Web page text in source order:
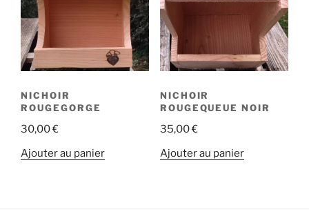
NICHOIR
ROUGEGORGE
30,00€
Ajouter au panier
NICHOIR
ROUGEQUEUE NOIR
35,00€
Ajouter au panier